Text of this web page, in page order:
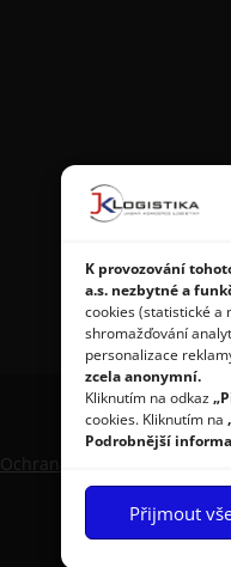
K provozování
a.s. nezbytné a
cookies (statistické a
shromažďování
personalizace
zcela anonymní.
Kliknutím na odkaz
cookies. Kliknutím na
Podrobnější
Přijmout
Ochrana osobních údajů